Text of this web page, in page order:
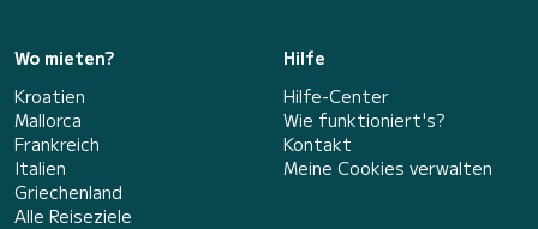
Wo mieten?
Kroatien
Mallorca
Frankreich
Italien
Griechenland
Alle Reiseziele
Hilfe
Hilfe-Center
Wie funktioniert's?
Kontakt
Meine Cookies verwalten